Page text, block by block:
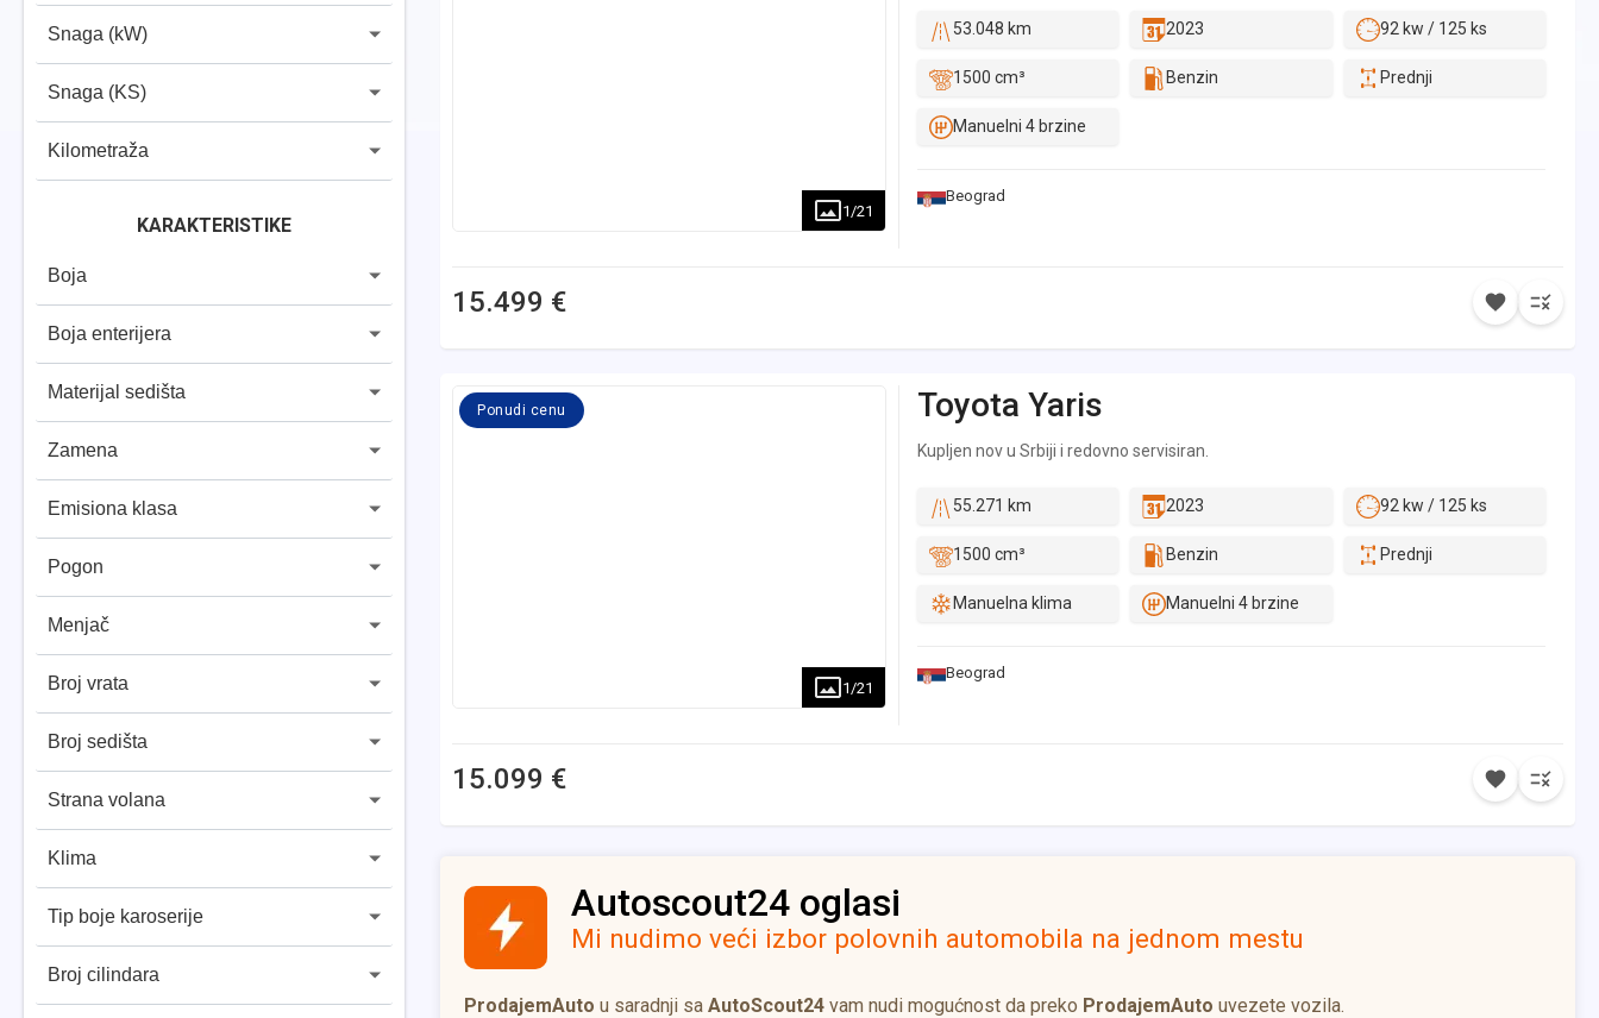
Snaga (kW)
Snaga (KS)
Kilometraža
KARAKTERISTIKE
Boja
Boja enterijera
Materijal sedišta
Zamena
Emisiona klasa
Pogon
Menjač
Broj vrata
Broj sedišta
Strana volana
Klima
Tip boje karoserije
Broj cilindara
1 /21
53.048 km 2023 92 kw / 125 ks
1500 cm³ Benzin Prednji
Manuelni 4 brzine
Beograd
15.499 €
Ponudi cenu
1 /21
Toyota Yaris
Kupljen nov u Srbiji i redovno servisiran.
55.271 km 2023 92 kw / 125 ks
1500 cm³ Benzin Prednji
Manuelna klima Manuelni 4 brzine
Beograd
15.099 €
Autoscout24 oglasi
Mi nudimo veći izbor polovnih automobila na jednom mestu
ProdajemAuto u saradnji sa AutoScout24 vam nudi mogućnost da preko ProdajemAuto uvezete vozila.